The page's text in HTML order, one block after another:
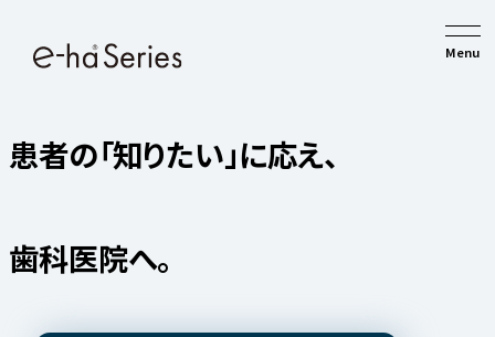
患者の「知りたい」に応え、
歯科医院へ。